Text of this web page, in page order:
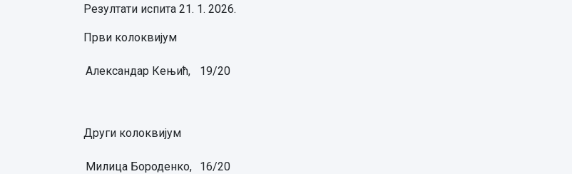
Резултати испита 21. 1. 2026.
Први колоквијум
Александар Кењић, 19/20
Други колоквијум
Милица Бороденко, 16/20